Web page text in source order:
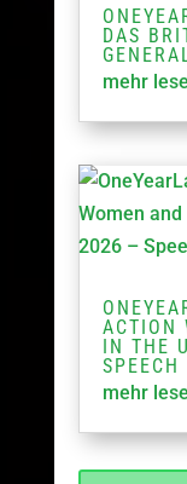
DAS
mehr
ACTION
IN THE
mehr